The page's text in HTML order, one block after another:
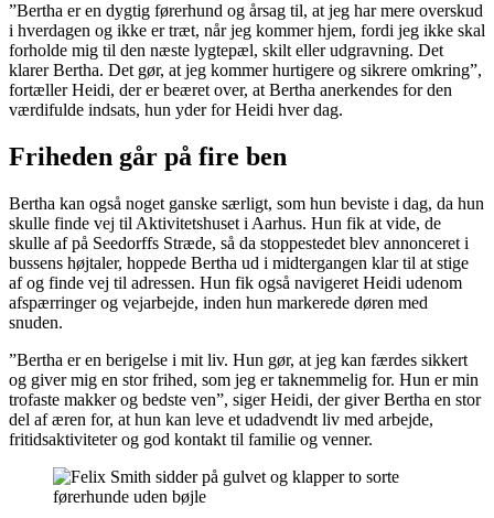
”Bertha er en dygtig førerhund og årsag til, at jeg har mere overskud
i hverdagen og ikke er træt, når jeg kommer hjem, fordi jeg ikke skal
forholde mig til den næste lygtepæl, skilt eller udgravning. Det
klarer Bertha. Det gør, at jeg kommer hurtigere og sikrere omkring”,
fortæller Heidi, der er beæret over, at Bertha anerkendes for den
værdifulde indsats, hun yder for Heidi hver dag.
Friheden går på fire ben
Bertha kan også noget ganske særligt, som hun beviste i dag, da hun
skulle finde vej til Aktivitetshuset i Aarhus. Hun fik at vide, de
skulle af på Seedorffs Stræde, så da stoppestedet blev annonceret i
bussens højtaler, hoppede Bertha ud i midtergangen klar til at stige
af og finde vej til adressen. Hun fik også navigeret Heidi udenom
afspærringer og vejarbejde, inden hun markerede døren med
snuden.
”Bertha er en berigelse i mit liv. Hun gør, at jeg kan færdes sikkert
og giver mig en stor frihed, som jeg er taknemmelig for. Hun er min
trofaste makker og bedste ven”, siger Heidi, der giver Bertha en stor
del af æren for, at hun kan leve et udadvendt liv med arbejde,
fritidsaktiviteter og god kontakt til familie og venner.